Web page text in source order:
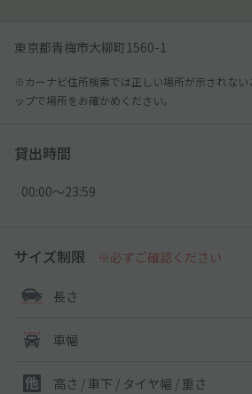
東京都青梅市大柳町1560-1
※カーナビ住所検索では正しい場所が示されな
ップで場所をお確かめください。
貸出時間
00:00〜23:59
サイズ制限 ※必ずご確認ください
長さ
車幅
高さ / 車下 / タイヤ幅 / 重さ